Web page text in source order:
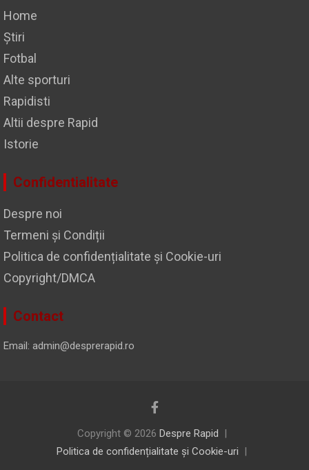
Home
Știri
Fotbal
Alte sporturi
Rapidisti
Altii despre Rapid
Istorie
Confidentialitate
Despre noi
Termeni și Condiții
Politica de confidențialitate și Cookie-uri
Copyright/DMCA
Contact
Email: admin@desprerapid.ro
Copyright © 2026 Despre Rapid
Politica de confidențialitate și Cookie-uri